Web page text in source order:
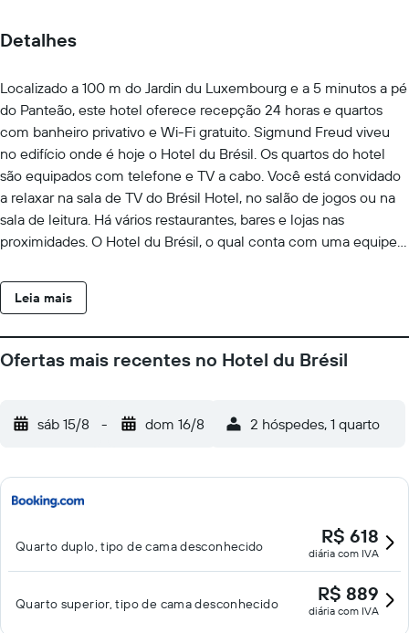
Detalhes
Localizado a 100 m do Jardin du Luxembourg e a 5 minutos a pé
do Panteão, este hotel oferece recepção 24 horas e quartos
com banheiro privativo e Wi-Fi gratuito. Sigmund Freud viveu
no edifício onde é hoje o Hotel du Brésil. Os quartos do hotel
são equipados com telefone e TV a cabo. Você está convidado
a relaxar na sala de TV do Brésil Hotel, no salão de jogos ou na
sala de leitura. Há vários restaurantes, bares e lojas nas
proximidades. O Hotel du Brésil, o qual conta com uma equipe
Sorbonne. A Estação RER Luxembourg fica a 2 minutos a pé do
hotel.
Leia mais
Ofertas mais recentes no Hotel du Brésil
sáb 15/8 - dom 16/8 2 hóspedes, 1 quarto
Quarto duplo, tipo de cama desconhecido R$ 618
diária com IVA
Quarto superior, tipo de cama desconhecido R$ 889
diária com IVA